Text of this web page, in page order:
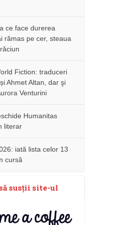
ce face durerea
rămas pe cer, steaua
Fiction: traduceri
Ahmet Altan, dar şi
Venturini
Humanitas
literar
iată lista celor 13
cursă
susţii site-ul